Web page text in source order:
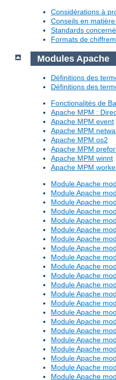
Considérations à
Conseils en
Standards
Formats de
Modules Apache
Définitions des
Définitions des
Fonctionalités de
Apache MPM :
Apache MPM event
Apache MPM
Apache MPM os2
Apache MPM
Apache MPM winnt
Apache MPM
Module Apache
Module Apache
Module Apache
Module Apache
Module Apache
Module Apache
Module Apache
Module Apache
Module Apache
Module Apache
Module Apache
Module Apache
Module Apache
Module Apache
Module Apache
Module Apache
Module Apache
Module Apache
Module Apache
Module Apache
Module Apache
Module Apache